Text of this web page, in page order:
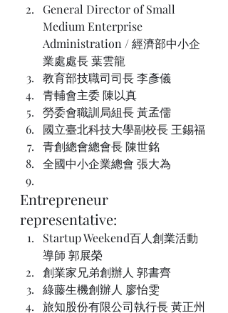
General Director of Small
Medium Enterprise
Administration / 經濟部中小企
業處處長 葉雲龍
教育部技職司司長 李彥儀
青輔會主委 陳以真
勞委會職訓局組長 黃孟儒
國立臺北科技大學副校長 王錫福
青創總會總會長 陳世銘
全國中小企業總會 張大為
Entrepreneur
representative:
Startup Weekend百人創業活動
導師 郭展榮
創業家兄弟創辦人 郭書齊
綠藤生機創辦人 廖怡雯
旅知股份有限公司執行長 黃正州